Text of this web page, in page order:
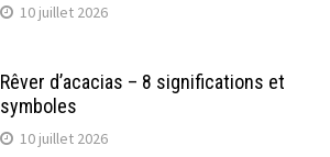
10 juillet 2026
Rêver d’acacias – 8 significations et
symboles
10 juillet 2026